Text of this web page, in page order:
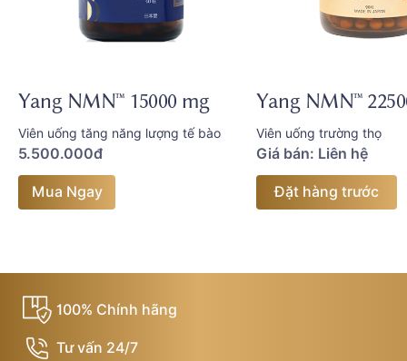
Yang NMN™15000 mg
Viên uống tăng năng lượng tế bào
5.500.000đ
Mua Ngay
Yang NMN™
Viên uống trường thọ
Giá bán: Liên hệ
Đặt hàng trước
100% Chính hãng
Tư vấn 24/7